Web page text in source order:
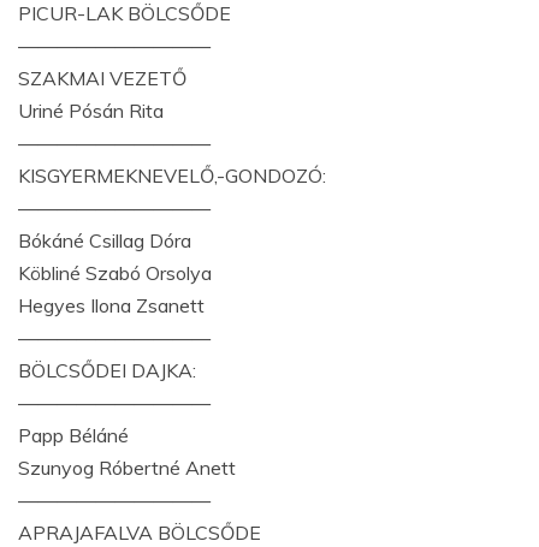
PICUR-LAK BÖLCSŐDE
——————————
SZAKMAI VEZETŐ
Uriné Pósán Rita
——————————
KISGYERMEKNEVELŐ,-GONDOZÓ:
——————————
Bókáné Csillag Dóra
Köbliné Szabó Orsolya
Hegyes Ilona Zsanett
——————————
BÖLCSŐDEI DAJKA:
——————————
Papp Béláné
Szunyog Róbertné Anett
——————————
APRAJAFALVA BÖLCSŐDE